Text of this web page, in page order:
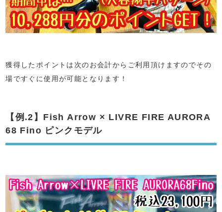
獲得したポイントは次のお会計からご利用頂けますのでその
場ですぐに使用が可能となります！
【例.2】Fish Arrow × LIVRE FIRE AURORA
68 Fino ピンクモデル